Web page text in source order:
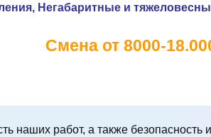
Негабаритные и
Смена от 8000-
наших работ, а также безопасность